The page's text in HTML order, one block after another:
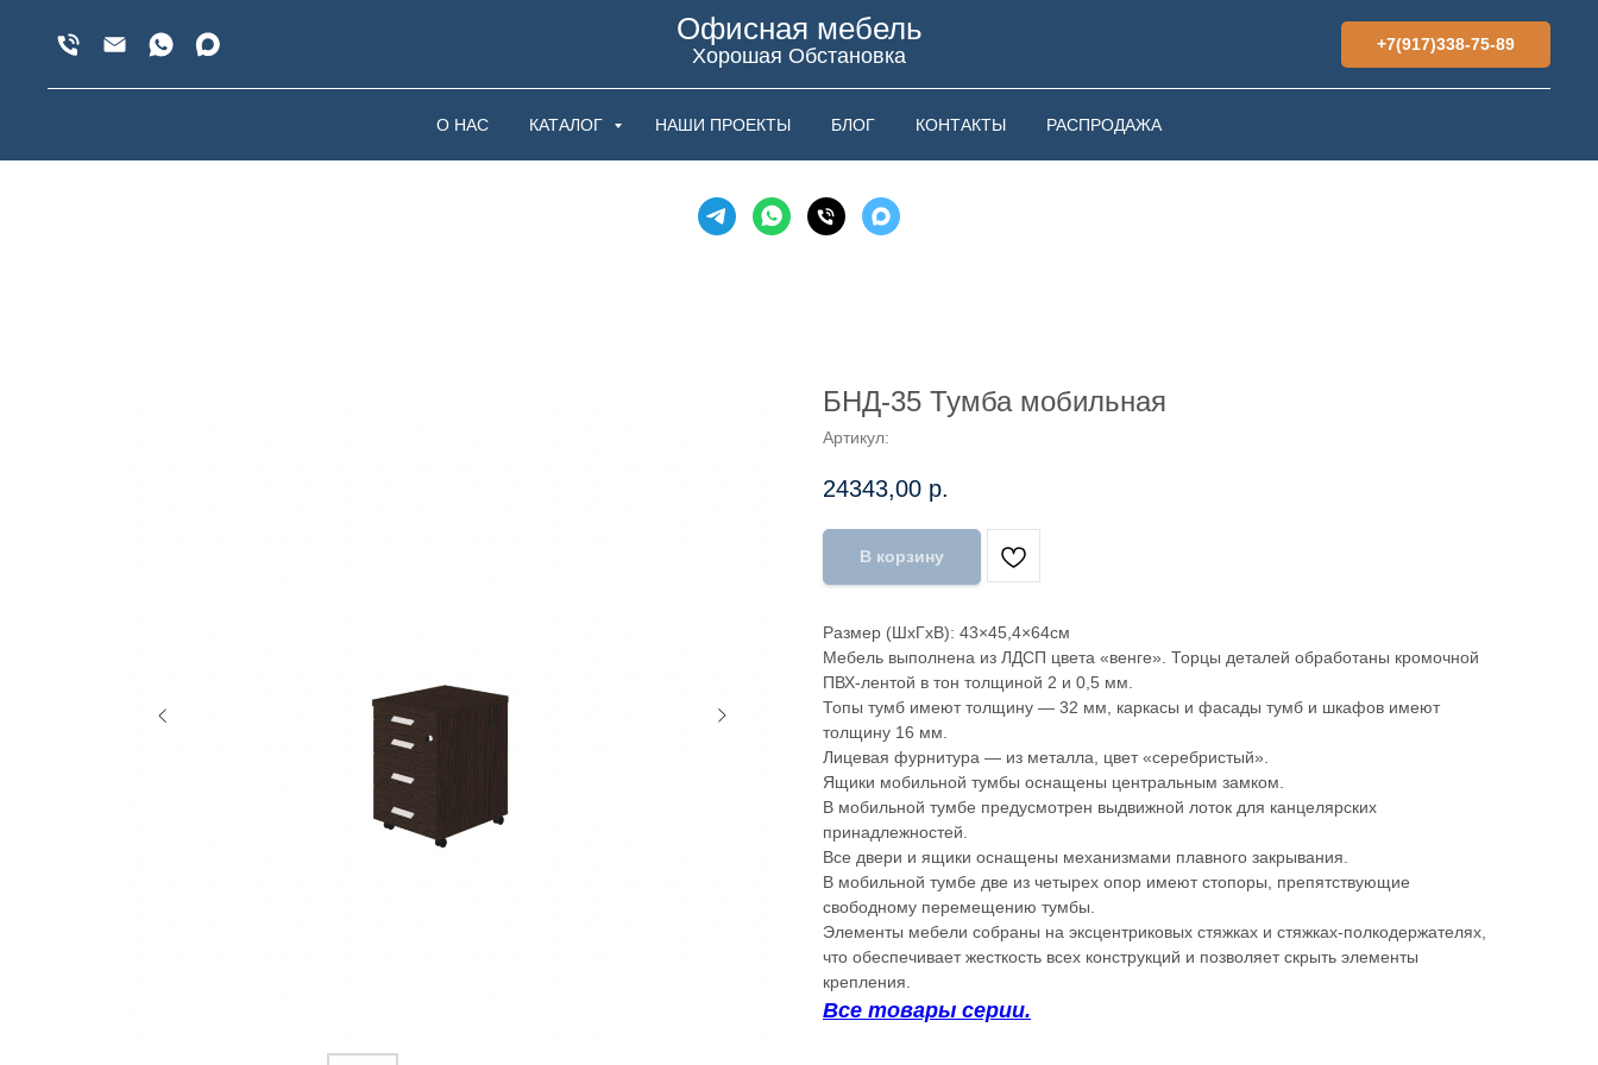
Офисная мебель
Хорошая Обстановка +7(917)338-75-89
О НАС КАТАЛОГ НАШИ ПРОЕКТЫ БЛОГ КОНТАКТЫ РАСПРОДАЖА
БНД-35 Тумба мобильная
Артикул:
24343,00 р.
В корзину
Размер (ШхГхВ): 43×45,4×64см
Мебель выполнена из ЛДСП цвета «венге». Торцы деталей обработаны кромочной
ПВХ-лентой в тон толщиной 2 и 0,5 мм.
Топы тумб имеют толщину — 32 мм, каркасы и фасады тумб и шкафов имеют
толщину 16 мм.
Лицевая фурнитура — из металла, цвет «серебристый».
Ящики мобильной тумбы оснащены центральным замком.
В мобильной тумбе предусмотрен выдвижной лоток для канцелярских
принадлежностей.
Все двери и ящики оснащены механизмами плавного закрывания.
В мобильной тумбе две из четырех опор имеют стопоры, препятствующие
свободному перемещению тумбы.
Элементы мебели собраны на эксцентриковых стяжках и стяжках-полкодержателях,
что обеспечивает жесткость всех конструкций и позволяет скрыть элементы
крепления.
Все товары серии.